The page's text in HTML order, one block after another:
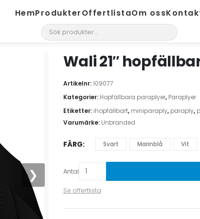
HemProdukterOffertlistaOm oss
❯
Wali 21″
Artikelnr:109077
Kategorier: Hopfällbara paraplyer, Paraplyer
Etiketter: ihopfällbart, miniparaply, paraply,
Varumärke: Unbranded
FÄRG Svart Marinblå Vit
Antal
Se offertlista